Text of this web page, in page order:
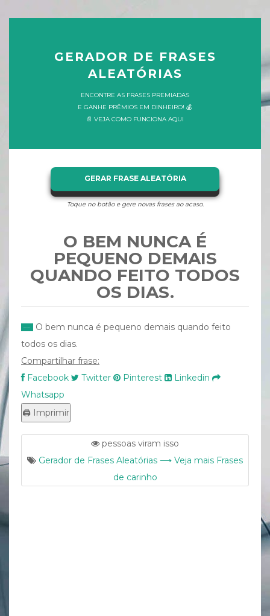
GERADOR DE FRASES
ALEATÓRIAS
ENCONTRE AS FRASES PREMIADAS
E GANHE PRÊMIOS EM DINHEIRO! 💰
📄 VEJA COMO FUNCIONA AQUI
GERAR FRASE ALEATÓRIA
Toque no botão e gere novas frases ao acaso.
O BEM NUNCA É
PEQUENO DEMAIS
QUANDO FEITO TODOS
OS DIAS.
O bem nunca é pequeno demais quando feito
todos os dias.
Compartilhar frase:
Facebook
Twitter Pinterest
Linkedin
Whatsapp
pessoas viram isso
Gerador de Frases Aleatórias ⟶ Veja mais Frases
de carinho